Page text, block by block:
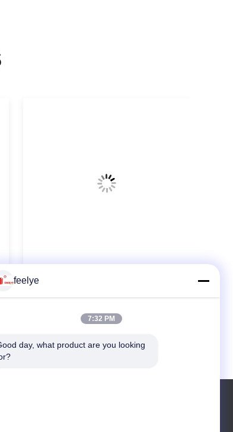
granulador de Ring Die Pellet Mill
feelye
7:32 PM
day, what product are you looking